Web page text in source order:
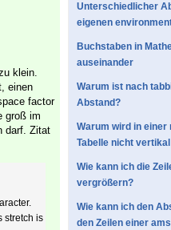
klein.
einen
factor
groß im
darf. Zitat
stretch is
Unterschiedlicher
eigenen
Buchstaben in
auseinander
Warum ist nach
Abstand?
Warum wird in einer
Tabelle nicht
Wie kann ich die
vergrößern?
Wie kann ich den
den Zeilen einer